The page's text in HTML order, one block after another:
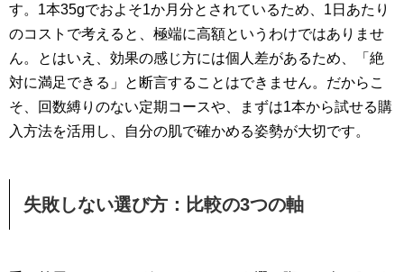
す。1本35gでおよそ1か月分とされているため、1日あたり
のコストで考えると、極端に高額というわけではありませ
ん。とはいえ、効果の感じ方には個人差があるため、「絶
対に満足できる」と断言することはできません。だからこ
そ、回数縛りのない定期コースや、まずは1本から試せる購
入方法を活用し、自分の肌で確かめる姿勢が大切です。
失敗しない選び方：比較の3つの軸